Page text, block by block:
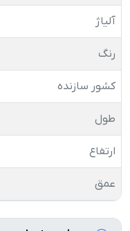
آلیاژ
رنگ
کشور سازنده
طول
ارتفاع
عمق